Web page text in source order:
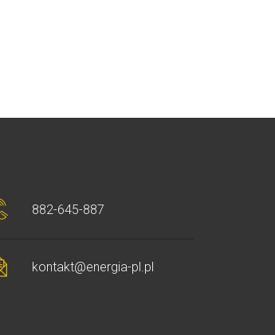
882-645-887
kontakt@energia-pl.pl